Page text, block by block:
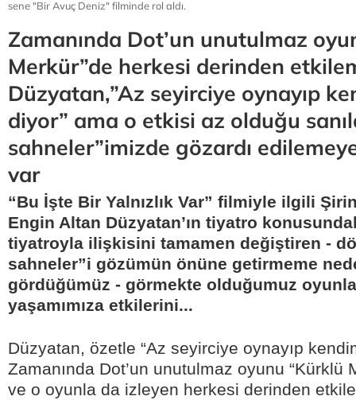
sene "Bir Avuç Deniz" filminde rol aldı.
Zamanında Dot’un unutulmaz
Merkür”de herkesi derinden
Düzyatan,”Az seyirciye oynayıp
diyor” ama o etkisi az olduğu
sahneler”imizde gözardı
var
“Bu İşte Bir Yalnızlık Var” filmiyle ilgili
Engin Altan Düzyatan’ın tiyatro
tiyatroyla ilişkisini tamamen değiştiren -
sahneler”i gözümün önüne getirmeme
gördüğümüz - görmekte olduğumuz
yaşamımıza etkilerini...
Düzyatan, özetle “Az seyirciye oynayıp
Zamanında Dot’un unutulmaz oyunu “Kürklü
ve o oyunla da izleyen herkesi derinden